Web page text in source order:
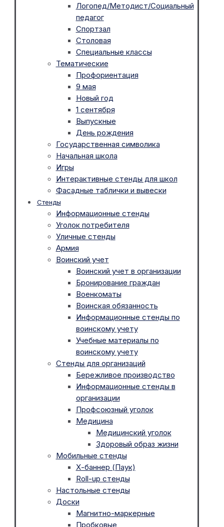
Логопед/Методист/Социальный
педагог
Спортзал
Столовая
Специальные классы
Тематические
Профориентация
9 мая
Новый год
1 сентября
Выпускные
День рождения
Государственная символика
Начальная школа
Игры
Интерактивные стенды для школ
Фасадные таблички и вывески
Стенды
Информационные стенды
Уголок потребителя
Уличные стенды
Армия
Воинский учет
Воинский учет в организации
Бронирование граждан
Военкоматы
Воинская обязанность
Информационные стенды по
воинскому учету
Учебные материалы по
воинскому учету
Стенды для организаций
Бережливое производство
Информационные стенды в
организации
Профсоюзный уголок
Медицина
Медицинский уголок
Здоровый образ жизни
Мобильные стенды
Х-баннер (Паук)
Roll-up стенды
Настольные стенды
Доски
Магнитно-маркерные
Пробковые